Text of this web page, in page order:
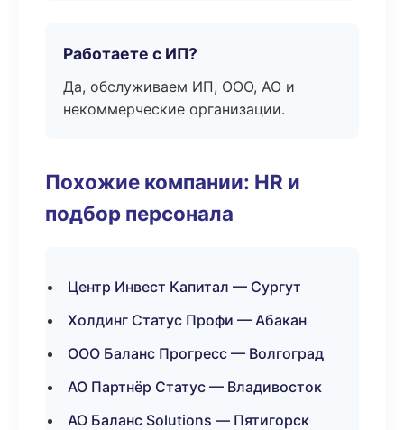
Работаете с ИП?
Да, обслуживаем ИП, ООО, АО и
некоммерческие организации.
Похожие компании: HR и
подбор персонала
Центр Инвест Капитал — Сургут
Холдинг Статус Профи — Абакан
ООО Баланс Прогресс — Волгоград
АО Партнёр Статус — Владивосток
АО Баланс Solutions — Пятигорск